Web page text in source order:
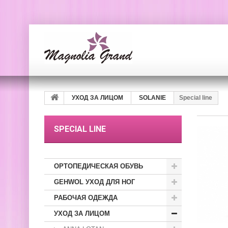
УХОД ЗА ЛИЦОМ SOLANIE Special line
SPECIAL LINE
ОРТОПЕДИЧЕСКАЯ ОБУВЬ
GEHWOL УХОД ДЛЯ НОГ
РАБОЧАЯ ОДЕЖДА
УХОД ЗА ЛИЦОМ